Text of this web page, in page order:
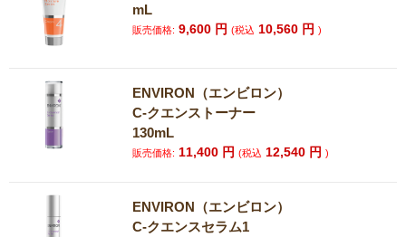
mL
販売価格: 9,600 円(税込 10,560 円)
ENVIRON（エンビロン）
C-クエンストーナー
130mL
販売価格: 11,400 円(税込 12,540 円)
ENVIRON（エンビロン）
C-クエンスセラム1